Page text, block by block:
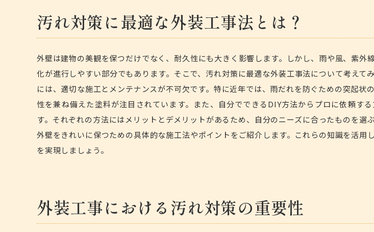
汚れ対策に最適な外装工事法とは？
外壁は建物の美観を保つだけでなく、耐久性にも大きく影響します。しかし、雨や風、紫外
化が進行しやすい部分でもあります。そこで、汚れ対策に最適な外装工事法について考えてみ
には、適切な施工とメンテナンスが不可欠です。 特に近年では、雨だれを防ぐための突起状
性を兼ね備えた塗料が注目されています。また、自分でできるDIY方法からプロに依頼す
す。それぞれの方法にはメリットとデメリットがあるため、自分のニーズに合ったものを選
外壁をきれいに保つための具体的な施工法やポイントをご紹介します。これらの知識を活用
を実現しましょう。
外装工事における汚れ対策の重要性